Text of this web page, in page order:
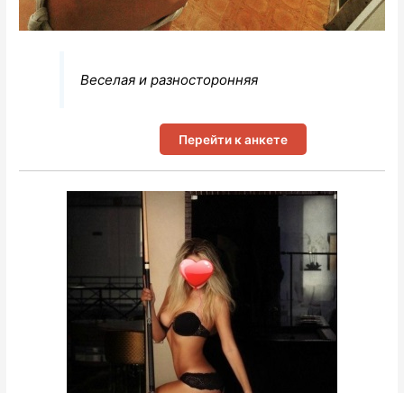
Веселая и разносторонняя
Перейти к анкете